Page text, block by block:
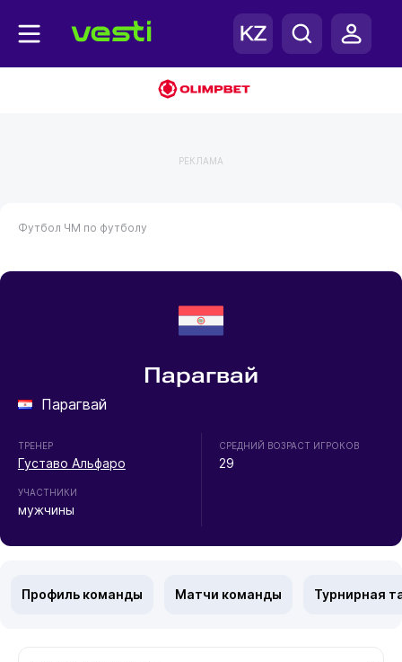
РЕКЛАМА
Футбол ЧМ по футболу
Парагвай
Парагвай
ТРЕНЕР
Густаво Альфаро
УЧАСТНИКИ
мужчины
СРЕДНИЙ ВОЗРАСТ ИГРОКОВ
29
Профиль команды Матчи команды Турнирная